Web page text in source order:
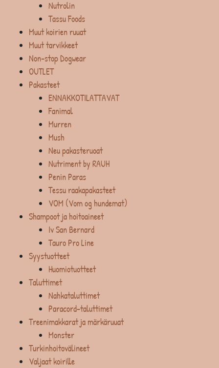
Nutrolin
Tassu Foods
Muut koirien ruuat
Muut tarvikkeet
Non-stop Dogwear
OUTLET
Pakasteet
ENNAKKOTILATTAVAT
Fanimal
Murren
Mush
Neu pakasteruoat
Nutriment by RAUH
Penin Paras
Tessu raakapakasteet
VOM (Vom og hundemat)
Shampoot ja hoitoaineet
Iv San Bernard
Tauro Pro Line
Syystuotteet
Huomiotuotteet
Taluttimet
Nahkataluttimet
Paracord-taluttimet
Treenimakkarat ja märkäruuat
Monster
Turkinhoitovälineet
Valjaat koirille